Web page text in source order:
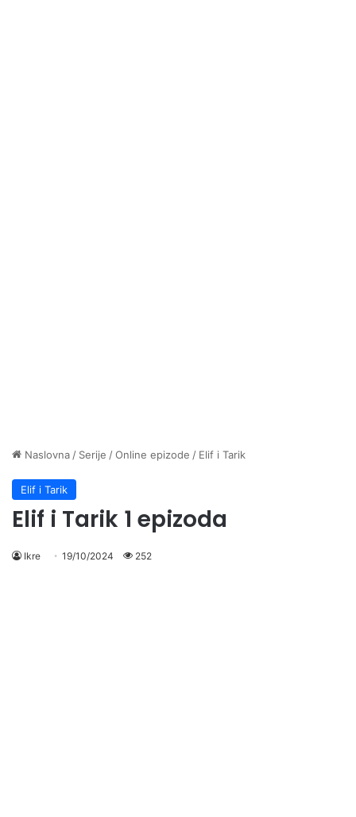
Naslovna / Serije /Online epizode / Elif i Tarik
Elif i Tarik
Elif i Tarik 1 epizoda
Ikre 19/10/2024 252